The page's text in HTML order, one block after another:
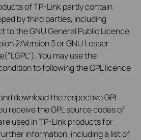
of TP-Link partly contain
by third parties, including
to the GNU General Public Licence
2/Version 3 or GNU Lesser
You may use the
to following the GPL licence
download the respective GPL
receive the GPL source codes of
used in TP-Link products for
information, including a list of